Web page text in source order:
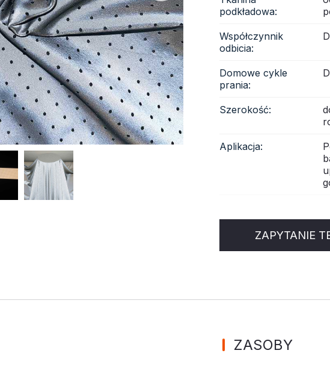
Tęczowa tkanina odblaskowa
podkładowa:
Współczynnik
odbicia:
Domowe cykle
prania:
Szerokość:
Aplikacja:
ZAPYTANIE
ZASOBY